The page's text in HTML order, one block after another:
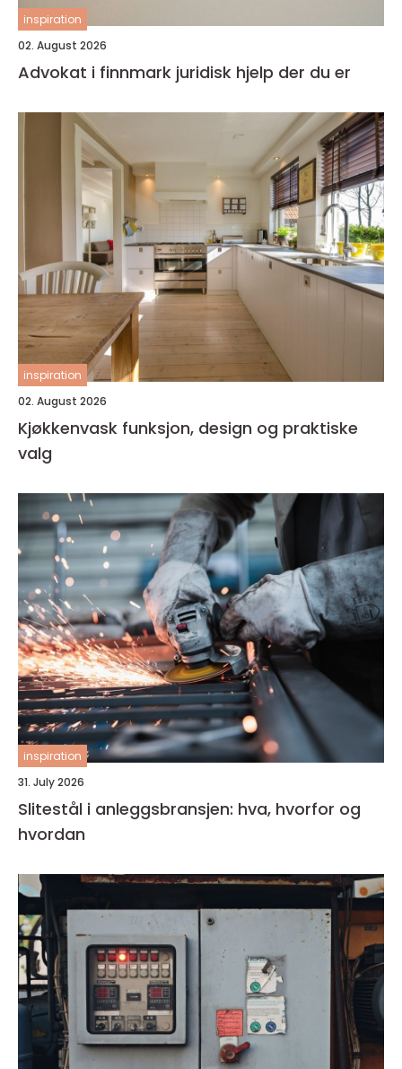
inspiration
02. August 2026
Advokat i finnmark juridisk hjelp der du er
inspiration
02. August 2026
Kjøkkenvask funksjon, design og praktiske
valg
inspiration
31. July 2026
Slitestål i anleggsbransjen: hva, hvorfor og
hvordan